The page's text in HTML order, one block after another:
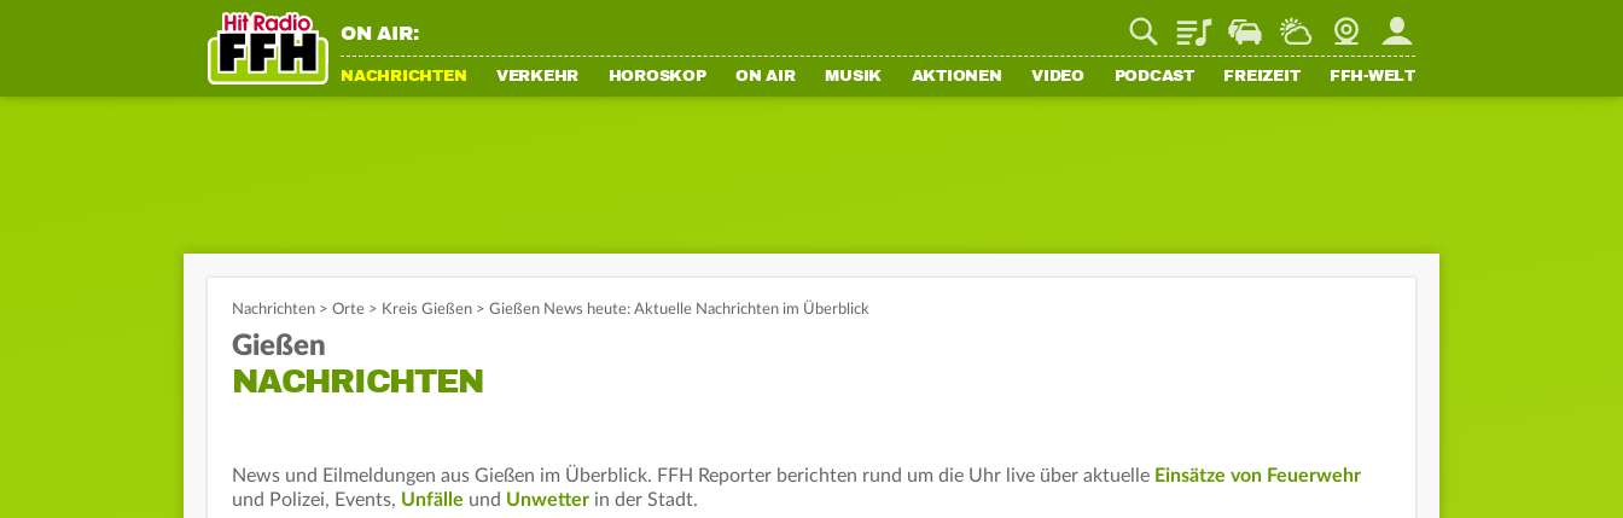
ON AIR: PlaylistStaupilotWetterWebcamMein FFH
NACHRICHTEN VERKEHR HOROSKOP ON AIR MUSIK AKTIONEN VIDEO PODCAST FREIZEIT FFH-WELT
Nachrichten > Orte > Kreis Gießen > Gießen News heute: Aktuelle Nachrichten im Überblick
Gießen
NACHRICHTEN
News und Eilmeldungen aus Gießen im Überblick. FFH Reporter berichten rund um die Uhr live über aktuelle Einsätze von Feuerwehr
und Polizei, Events, Unfälle und Unwetter in der Stadt.